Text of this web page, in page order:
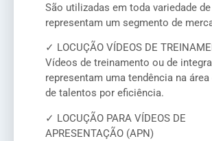
São utilizadas em toda variedade
representam um segmento de
✓ LOCUÇÃO VÍDEOS DE
Vídeos de treinamento ou de
representam uma tendência na área
de talentos por eficiência.
✓ LOCUÇÃO PARA VÍDEOS DE
APRESENTAÇÃO (APN)